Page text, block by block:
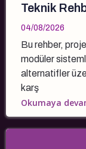
Teknik
04/08/2026
Bu rehber,
modüler
alternatifler
karş
Okumaya